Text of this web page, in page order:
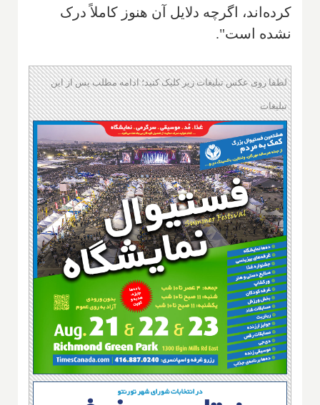
کرده‌اند، اگرچه دلایل آن هنوز کاملاً درک
نشده است".
لطفا روی عکس تبلیغات زیر کلیک کنید؛ ادامه مطلب پس از این
تبلیغات